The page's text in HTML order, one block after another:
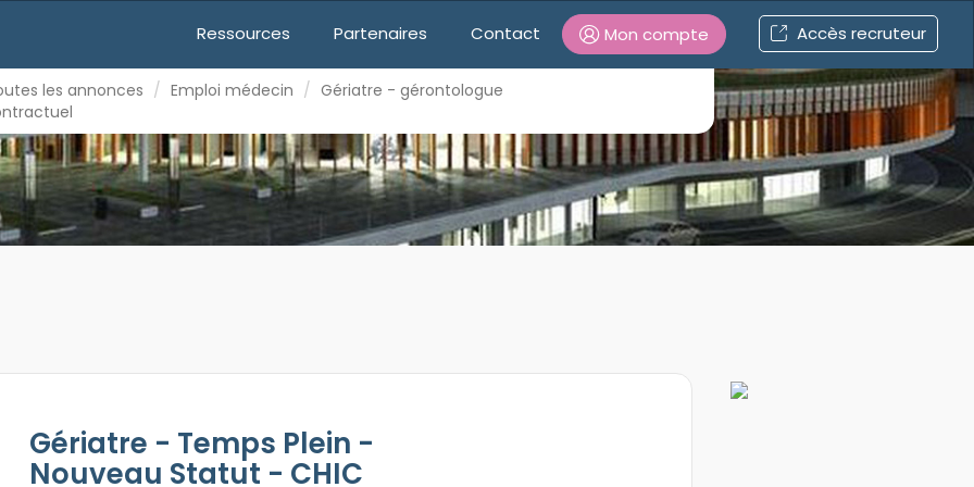
Ressources Partenaires Contact Mon compte Accès recruteur
Connexion
Mot de passe oublié ?
Se connecter avec LinkedIn
les annonces Emploi médecin
Gériatre - gérontologue
Gériatre - Temps Plein -
Nouveau Statut - CHIC
STATUT - CHIC CASTRES-MAZAMET (81)